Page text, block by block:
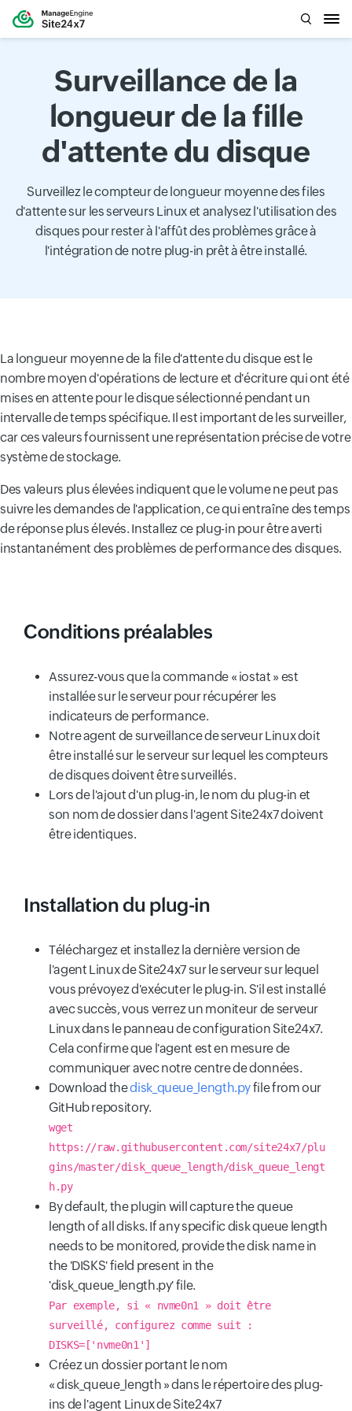
Surveillance de la
longueur de la fille
d'attente du disque
Surveillez le compteur de longueur moyenne des files
d'attente sur les serveurs Linux et analysez l'utilisation des
disques pour rester à l'affût des problèmes grâce à
l'intégration de notre plug-in prêt à être installé.
La longueur moyenne de la file d'attente du disque est le
nombre moyen d'opérations de lecture et d'écriture qui ont été
mises en attente pour le disque sélectionné pendant un
intervalle de temps spécifique. Il est important de les surveiller,
car ces valeurs fournissent une représentation précise de votre
système de stockage.
Des valeurs plus élevées indiquent que le volume ne peut pas
suivre les demandes de l'application, ce qui entraîne des temps
de réponse plus élevés. Installez ce plug-in pour être averti
instantanément des problèmes de performance des disques.
Conditions préalables
Assurez-vous que la commande « iostat » est
installée sur le serveur pour récupérer les
indicateurs de performance.
Notre agent de surveillance de serveur Linux doit
être installé sur le serveur sur lequel les compteurs
de disques doivent être surveillés.
Lors de l'ajout d'un plug-in, le nom du plug-in et
son nom de dossier dans l'agent Site24x7 doivent
être identiques.
Installation du plug-in
Téléchargez et installez la dernière version de
l'agent Linux de Site24x7 sur le serveur sur lequel
vous prévoyez d'exécuter le plug-in. S'il est installé
avec succès, vous verrez un moniteur de serveur
Linux dans le panneau de configuration Site24x7.
Cela confirme que l'agent est en mesure de
communiquer avec notre centre de données.
Download thedisk_queue_length.pyfile from our
GitHub repository.
wget
https://raw.githubusercontent.com/site24x7/plu
gins/master/disk_queue_length/disk_queue_lengt
h.py
By default, the plugin will capture the queue
length of all disks. If any specific disk queue length
needs to be monitored, provide the disk name in
the 'DISKS' field present in the
'disk_queue_length.py' file.
Par exemple, si « nvme0n1 » doit être
surveillé, configurez comme suit :
DISKS=['nvme0n1']
Créez un dossier portant le nom
« disk_queue_length » dans le répertoire des plug-
ins de l'agent Linux de Site24x7